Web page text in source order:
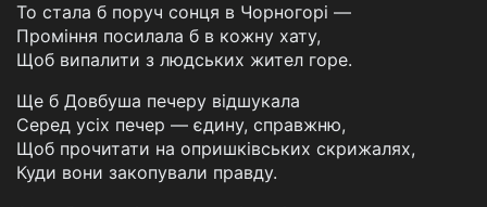
То стала б поруч сонця в Чорногорі —
Проміння посилала б в кожну хату,
Щоб випалити з людських жител горе.
Ще б Довбуша печеру відшукала
Серед усіх печер — єдину, справжню,
Щоб прочитати на опришківських скрижалях,
Куди вони закопували правду.